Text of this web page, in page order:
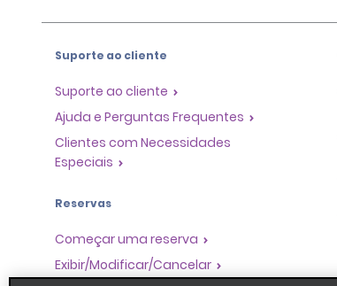
Suporte ao cliente
Suporte ao cliente
Ajuda e Perguntas Frequentes
Clientes com Necessidades
Especiais
Reservas
Começar uma reserva
Exibir/Modificar/Cancelar